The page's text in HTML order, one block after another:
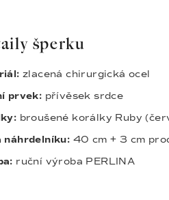
šperku
zlacená chirurgická ocel
prvek: přívěsek srdce
broušené korálky Ruby
náhrdelníku: 40 cm + 3 cm
ruční výroba PERLINA